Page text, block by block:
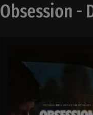
Obsession -